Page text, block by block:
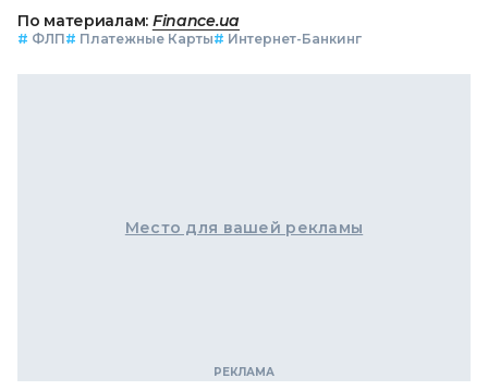
По материалам: Finance.ua
# ФЛП# Платежные Карты# Интернет-Банкинг
Место для вашей рекламы